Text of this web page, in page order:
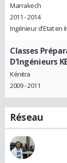
Marrakech
2011 - 2014
Ingénieur d'Etat en
Classes
D'Ingénieurs
Kénitra
2009 - 2011
Réseau